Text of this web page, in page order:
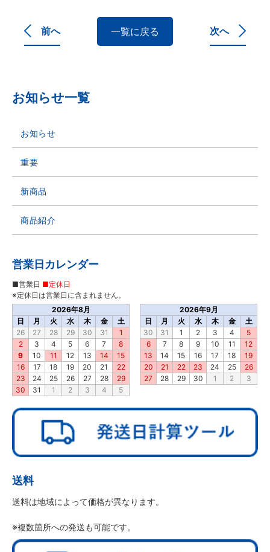
前へ 一覧に戻る 次へ
お知らせ一覧
お知らせ
重要
新商品
商品紹介
営業日カレンダー
2026年8月
日
月 火 水 木 金
土
26
27 28 29 30 31
1
2
3 4 5 6 7
8
9
10 11 12 13 14
15
16
17 18 19 20 21
22
23
24 25 26 27 28
29
30
31 1 2 3 4 5
2026年9月
日
月 火 水 木 金
土
30
31 1 2 3 4
5
6
7 8 9 10 11
12
13
14 15 16 17 18
19
20
21 22 23 24 25
26
27
28 29 30 1 2 3
■営業日 ■定休日
※定休日は営業日に含まれません。
送料
送料は地域によって価格が異なります。
※複数箇所への発送も可能です。